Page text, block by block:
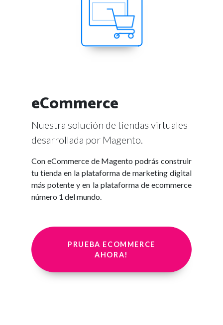
eCommerce
Nuestra solución de tiendas virtuales
desarrollada por Magento.
Con eCommerce de Magento podrás construir
tu tienda en la plataforma de marketing digital
más potente y en la plataforma de ecommerce
número 1 del mundo.
PRUEBA ECOMMERCE
AHORA!